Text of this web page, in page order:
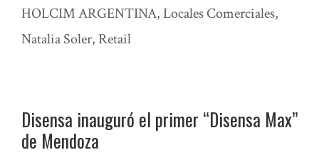
HOLCIM ARGENTINA,Locales Comerciales,
Natalia Soler, Retail
Disensa inauguró el primer “Disensa Max”
de Mendoza